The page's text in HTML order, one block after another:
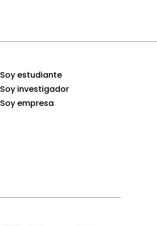
Soy estudiante
Soy investigador
Soy empresa